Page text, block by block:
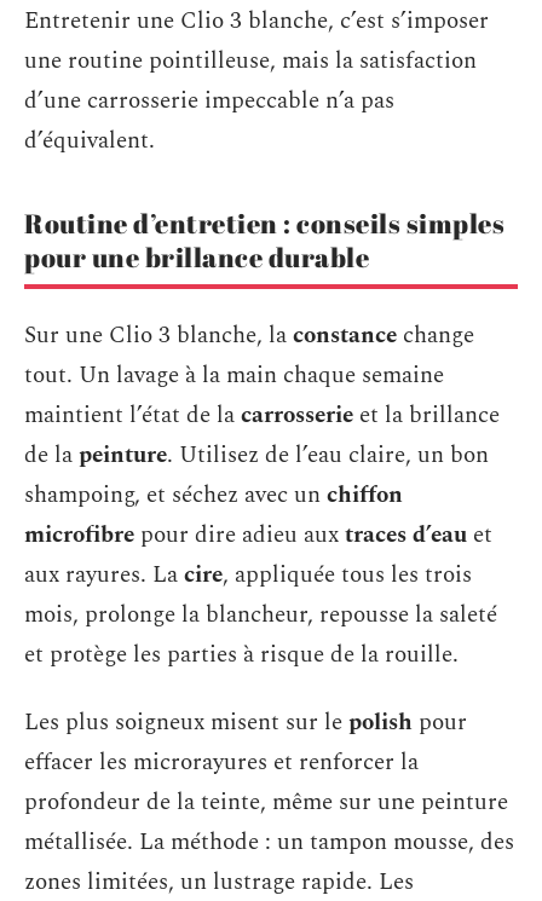
Entretenir une Clio 3 blanche, c’est s’imposer
une routine pointilleuse, mais la satisfaction
d’une carrosserie impeccable n’a pas
d’équivalent.
Routine d’entretien : conseils simples
pour une brillance durable
Sur une Clio 3 blanche, laconstance change
tout. Un lavage à la main chaque semaine
maintient l’état de lacarrosserie et la brillance
de lapeinture. Utilisez de l’eau claire, un bon
shampoing, et séchez avec unchiffon
microfibre pour dire adieu auxtraces d’eau et
aux rayures. Lacire, appliquée tous les trois
mois, prolonge la blancheur, repousse la saleté
et protège les parties à risque de la rouille.
Les plus soigneux misent sur lepolish pour
effacer les microrayures et renforcer la
profondeur de la teinte, même sur une peinture
métallisée. La méthode : un tampon mousse, des
zones limitées, un lustrage rapide. Les